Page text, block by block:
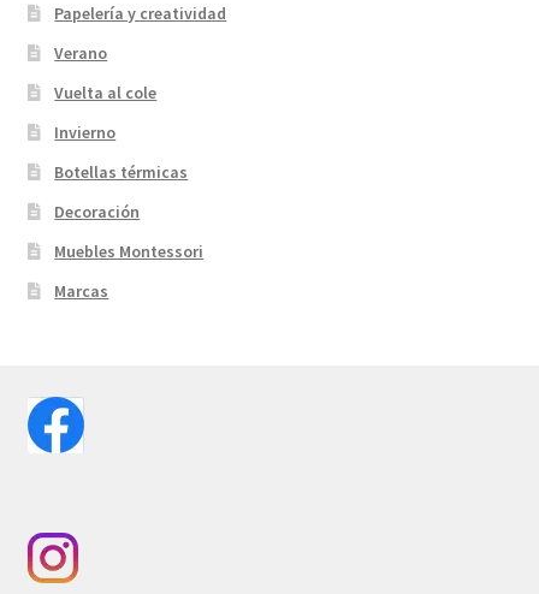
Papelería y creatividad
Verano
Vuelta al cole
Invierno
Botellas térmicas
Decoración
Muebles Montessori
Marcas